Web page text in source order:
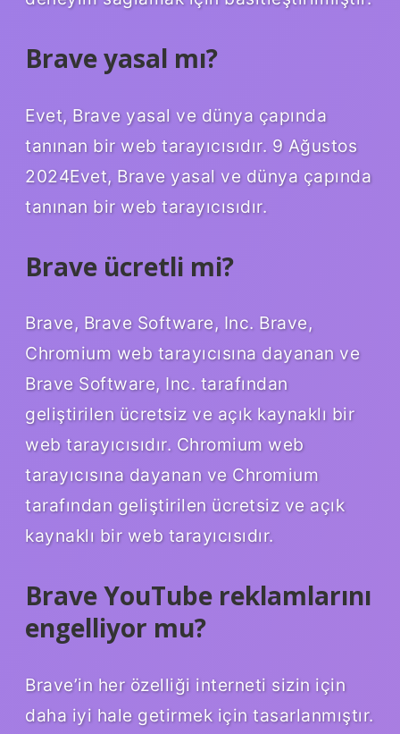
Brave yasal mı?
Evet, Brave yasal ve dünya çapında
tanınan bir web tarayıcısıdır. 9 Ağustos
2024Evet, Brave yasal ve dünya çapında
tanınan bir web tarayıcısıdır.
Brave ücretli mi?
Brave, Brave Software, Inc. Brave,
Chromium web tarayıcısına dayanan ve
Brave Software, Inc. tarafından
geliştirilen ücretsiz ve açık kaynaklı bir
web tarayıcısıdır. Chromium web
tarayıcısına dayanan ve Chromium
tarafından geliştirilen ücretsiz ve açık
kaynaklı bir web tarayıcısıdır.
Brave YouTube reklamlarını
engelliyor mu?
Brave’in her özelliği interneti sizin için
daha iyi hale getirmek için tasarlanmıştır.